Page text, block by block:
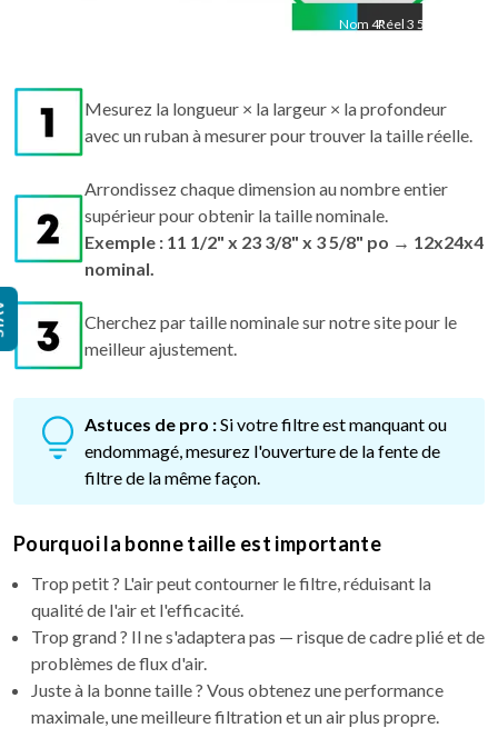
Nom 4"
Réel 3 5/8"
Mesurez la longueur × la largeur × la profondeur
avec un ruban à mesurer pour trouver la taille réelle.
Arrondissez chaque dimension au nombre entier
supérieur pour obtenir la taille nominale.
Exemple : 11 1/2" x 23 3/8" x 3 5/8" po → 12x24x4
nominal.
Cherchez par taille nominale sur notre site pour le
meilleur ajustement.
Astuces de pro :Si votre filtre est manquant ou
endommagé, mesurez l'ouverture de la fente de
filtre de la même façon.
Pourquoi la bonne taille est importante
Trop petit ? L'air peut contourner le filtre, réduisant la
qualité de l'air et l'efficacité.
Trop grand ? Il ne s'adaptera pas — risque de cadre plié et de
problèmes de flux d'air.
Juste à la bonne taille ? Vous obtenez une performance
maximale, une meilleure filtration et un air plus propre.